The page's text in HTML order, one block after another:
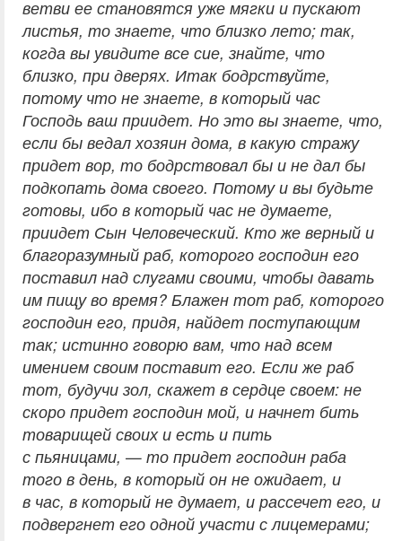
ветви ее становятся уже мягки и пускают
листья, то знаете, что близко лето; так,
когда вы увидите все сие, знайте, что
близко, при дверях. Итак бодрствуйте,
потому что не знаете, в который час
Господь ваш приидет. Но это вы знаете, что,
если бы ведал хозяин дома, в какую стражу
придет вор, то бодрствовал бы и не дал бы
подкопать дома своего. Потому и вы будьте
готовы, ибо в который час не думаете,
приидет Сын Человеческий. Кто же верный и
благоразумный раб, которого господин его
поставил над слугами своими, чтобы давать
им пищу во время? Блажен тот раб, которого
господин его, придя, найдет поступающим
так; истинно говорю вам, что над всем
имением своим поставит его. Если же раб
тот, будучи зол, скажет в сердце своем: не
скоро придет господин мой, и начнет бить
товарищей своих и есть и пить
с пьяницами, — то придет господин раба
того в день, в который он не ожидает, и
в час, в который не думает, и рассечет его, и
подвергнет его одной участи с лицемерами;